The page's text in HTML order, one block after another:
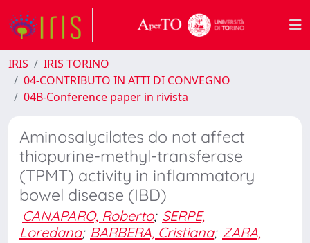
IRIS
IRIS TORINO
04-CONTRIBUTO IN ATTI DI CONVEGNO
04B-Conference paper in rivista
Aminosalycilates do not affect
thiopurine-methyl-transferase
(TPMT) activity in inflammatory
bowel disease (IBD)
CANAPARO, Roberto; SERPE,
Loredana; BARBERA, Cristiana; ZARA,